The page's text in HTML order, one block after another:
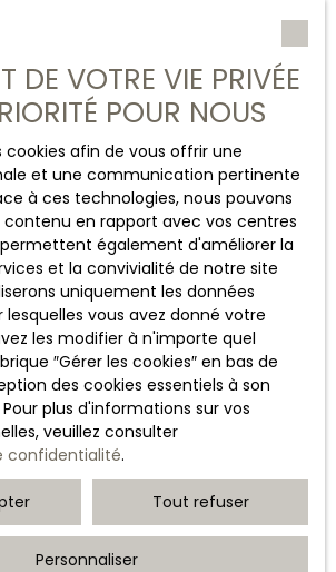
des liens hypertextes externes,
sites internet indépendants. Ces
en aucun cas, une approbation ou
CHASSAIGNE IMMOBILIER et les
sites externes. Dès lors, l’éditeur
saurait être tenu responsable de
produits, leurs publicités ou tous
présentés. En outre, l’éditeur du
pas la qualité permanente et
de ces sites.
l’éditeur du site ne pourra être
force majeure ou de faits
volonté.
des mentions
DE VOTRE VIE PRIVÉE
POUR NOUS
cookies afin de vous offrir une
et une communication pertinente
à ces technologies, nous pouvons
contenu en rapport avec vos centres
également d'améliorer la
et la convivialité de notre site
uniquement les données
lesquelles vous avez donné votre
les modifier à n'importe quel
″Gérer les cookies″ en bas de
des cookies essentiels à son
plus d'informations sur vos
veuillez consulter
confidentialité.
Tout refuser
Personnaliser